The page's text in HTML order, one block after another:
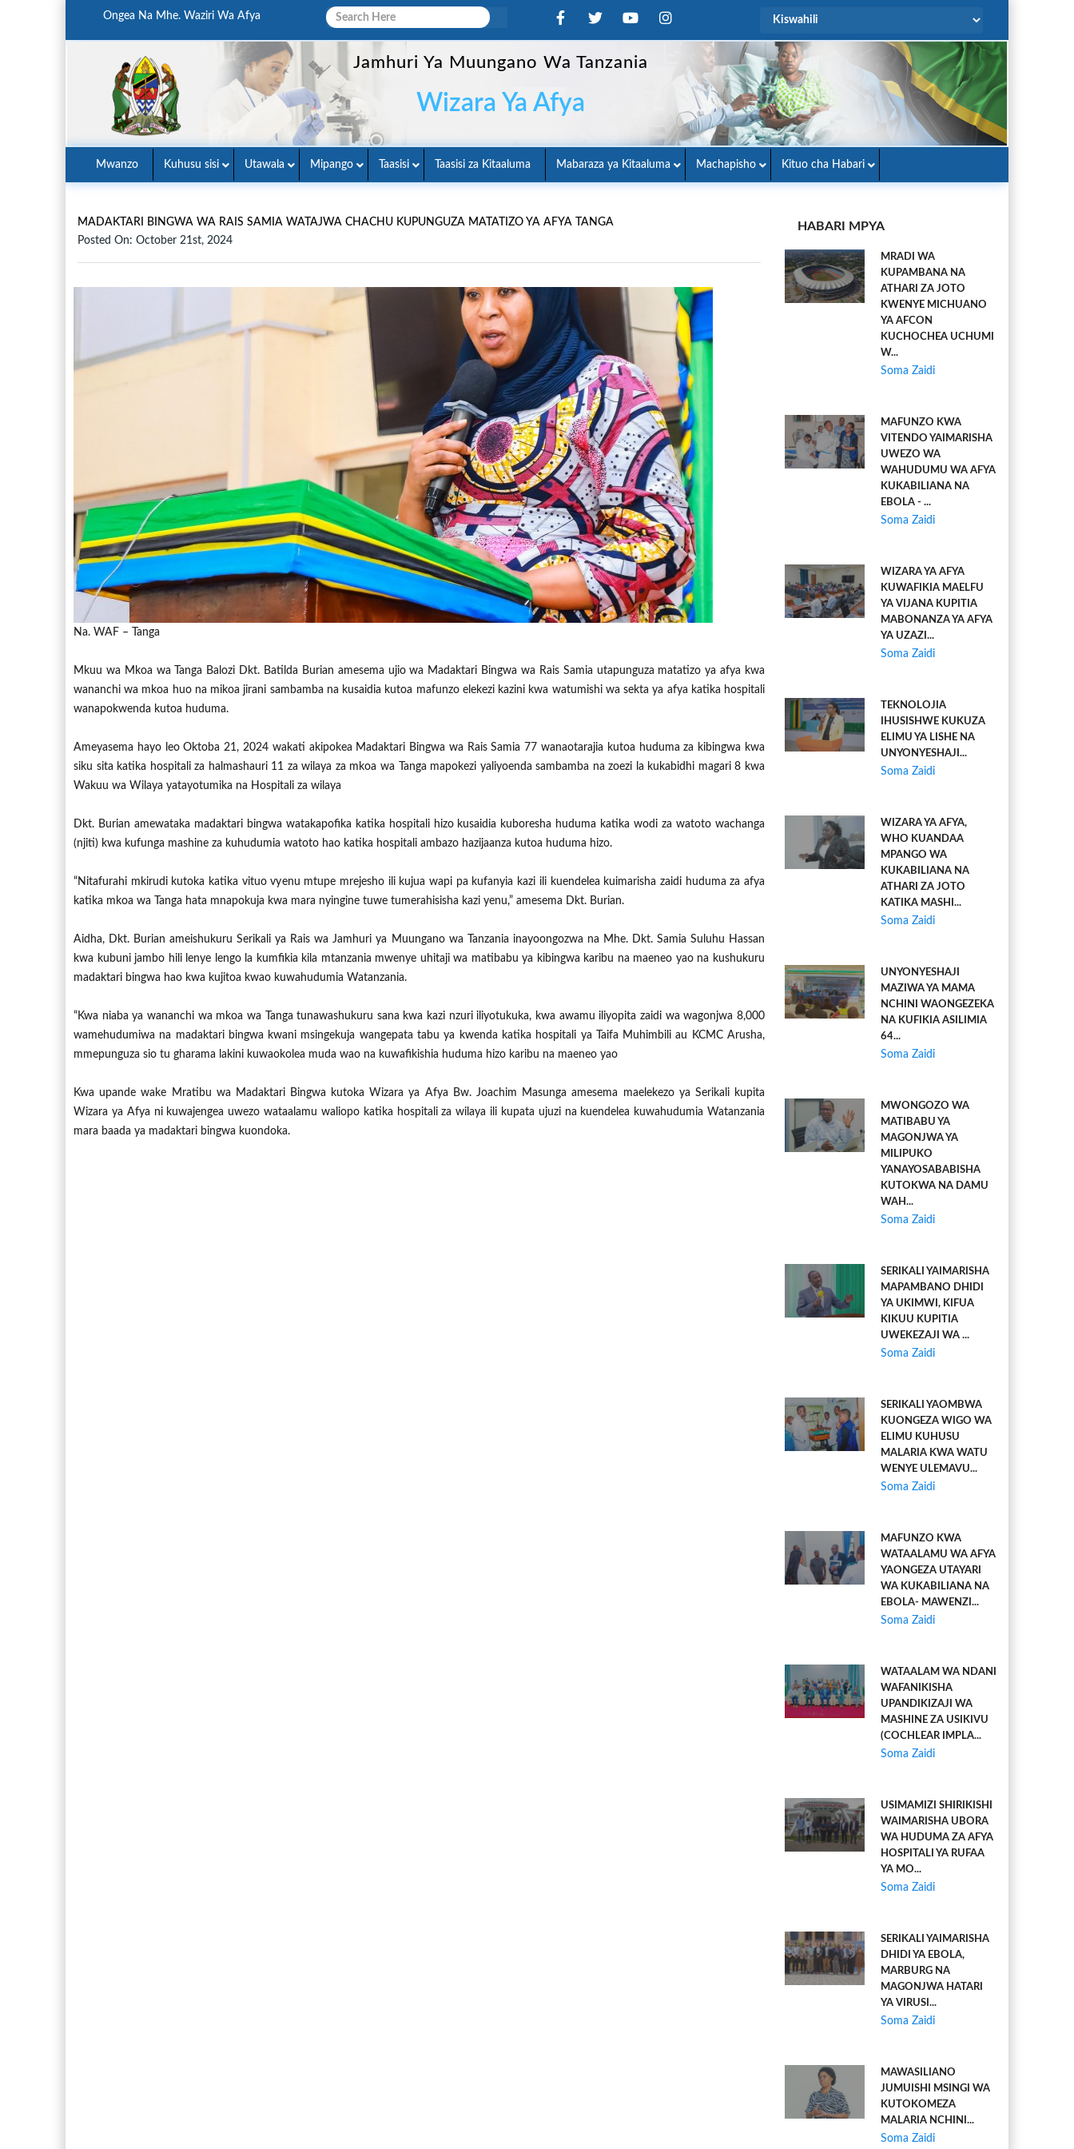
Ongea Na Mhe. Waziri Wa Afya
Jamhuri Ya Muungano Wa Tanzania
Wizara Ya Afya
Mwanzo Kuhusu sisi Utawala Mipango Taasisi Taasisi za Kitaaluma Mabaraza ya Kitaaluma Machapisho Kituo cha Habari
MADAKTARI BINGWA WA RAIS SAMIA WATAJWA CHACHU KUPUNGUZA MATATIZO YA AFYA TANGA
Posted On: October 21st, 2024
Na. WAF – Tanga
Mkuu wa Mkoa wa Tanga Balozi Dkt. Batilda Burian amesema ujio wa Madaktari Bingwa wa Rais Samia utapunguza matatizo ya afya kwa
wananchi wa mkoa huo na mikoa jirani sambamba na kusaidia kutoa mafunzo elekezi kazini kwa watumishi wa sekta ya afya katika hospitali
wanapokwenda kutoa huduma.
Ameyasema hayo leo Oktoba 21, 2024 wakati akipokea Madaktari Bingwa wa Rais Samia 77 wanaotarajia kutoa huduma za kibingwa kwa
siku sita katika hospitali za halmashauri 11 za wilaya za mkoa wa Tanga mapokezi yaliyoenda sambamba na zoezi la kukabidhi magari 8 kwa
Wakuu wa Wilaya yatayotumika na Hospitali za wilaya
Dkt. Burian amewataka madaktari bingwa watakapofika katika hospitali hizo kusaidia kuboresha huduma katika wodi za watoto wachanga
(njiti) kwa kufunga mashine za kuhudumia watoto hao katika hospitali ambazo hazijaanza kutoa huduma hizo.
“Nitafurahi mkirudi kutoka katika vituo vyenu mtupe mrejesho ili kujua wapi pa kufanyia kazi ili kuendelea kuimarisha zaidi huduma za afya
katika mkoa wa Tanga hata mnapokuja kwa mara nyingine tuwe tumerahisisha kazi yenu,” amesema Dkt. Burian.
Aidha, Dkt. Burian ameishukuru Serikali ya Rais wa Jamhuri ya Muungano wa Tanzania inayoongozwa na Mhe. Dkt. Samia Suluhu Hassan
kwa kubuni jambo hili lenye lengo la kumfikia kila mtanzania mwenye uhitaji wa matibabu ya kibingwa karibu na maeneo yao na kushukuru
madaktari bingwa hao kwa kujitoa kwao kuwahudumia Watanzania.
“Kwa niaba ya wananchi wa mkoa wa Tanga tunawashukuru sana kwa kazi nzuri iliyotukuka, kwa awamu iliyopita zaidi wa wagonjwa 8,000
wamehudumiwa na madaktari bingwa kwani msingekuja wangepata tabu ya kwenda katika hospitali ya Taifa Muhimbili au KCMC Arusha,
mmepunguza sio tu gharama lakini kuwaokolea muda wao na kuwafikishia huduma hizo karibu na maeneo yao
Kwa upande wake Mratibu wa Madaktari Bingwa kutoka Wizara ya Afya Bw. Joachim Masunga amesema maelekezo ya Serikali kupita
Wizara ya Afya ni kuwajengea uwezo wataalamu waliopo katika hospitali za wilaya ili kupata ujuzi na kuendelea kuwahudumia Watanzania
mara baada ya madaktari bingwa kuondoka.
HABARI MPYA
MRADI WA
KUPAMBANA NA
ATHARI ZA JOTO
KWENYE MICHUANO
YA AFCON
KUCHOCHEA UCHUMI
W...
Soma Zaidi
MAFUNZO KWA
VITENDO YAIMARISHA
UWEZO WA
WAHUDUMU WA AFYA
KUKABILIANA NA
EBOLA - ...
Soma Zaidi
WIZARA YA AFYA
KUWAFIKIA MAELFU
YA VIJANA KUPITIA
MABONANZA YA AFYA
YA UZAZI...
Soma Zaidi
TEKNOLOJIA
IHUSISHWE KUKUZA
ELIMU YA LISHE NA
UNYONYESHAJI...
Soma Zaidi
WIZARA YA AFYA,
WHO KUANDAA
MPANGO WA
KUKABILIANA NA
ATHARI ZA JOTO
KATIKA MASHI...
Soma Zaidi
UNYONYESHAJI
MAZIWA YA MAMA
NCHINI WAONGEZEKA
NA KUFIKIA ASILIMIA
64...
Soma Zaidi
MWONGOZO WA
MATIBABU YA
MAGONJWA YA
MILIPUKO
YANAYOSABABISHA
KUTOKWA NA DAMU
WAH...
Soma Zaidi
SERIKALI YAIMARISHA
MAPAMBANO DHIDI
YA UKIMWI, KIFUA
KIKUU KUPITIA
UWEKEZAJI WA ...
Soma Zaidi
SERIKALI YAOMBWA
KUONGEZA WIGO WA
ELIMU KUHUSU
MALARIA KWA WATU
WENYE ULEMAVU...
Soma Zaidi
MAFUNZO KWA
WATAALAMU WA AFYA
YAONGEZA UTAYARI
WA KUKABILIANA NA
EBOLA- MAWENZI...
Soma Zaidi
WATAALAM WA NDANI
WAFANIKISHA
UPANDIKIZAJI WA
MASHINE ZA USIKIVU
(COCHLEAR IMPLA...
Soma Zaidi
USIMAMIZI SHIRIKISHI
WAIMARISHA UBORA
WA HUDUMA ZA AFYA
HOSPITALI YA RUFAA
YA MO...
Soma Zaidi
SERIKALI YAIMARISHA
DHIDI YA EBOLA,
MARBURG NA
MAGONJWA HATARI
YA VIRUSI...
Soma Zaidi
MAWASILIANO
JUMUISHI MSINGI WA
KUTOKOMEZA
MALARIA NCHINI...
Soma Zaidi